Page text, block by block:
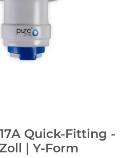
Quick-Fitting -
| Y-Form